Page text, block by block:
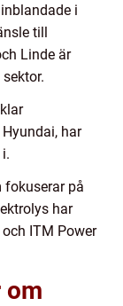
i
till
Linde är
har
fokuserar på
har
ITM Power
om